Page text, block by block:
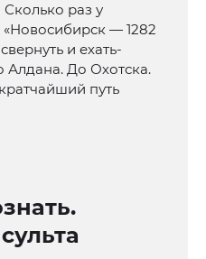
раз у
— 1282
и ехать-
Алдана. До Охотска.
путь